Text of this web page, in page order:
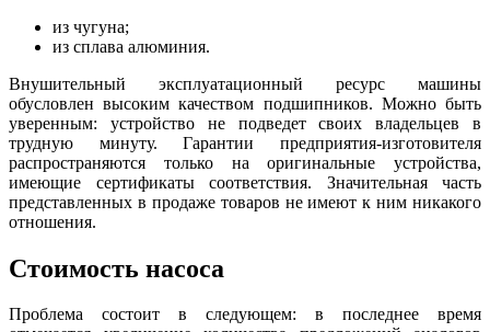
из чугуна;
из сплава алюминия.
Внушительный эксплуатационный ресурс машины
обусловлен высоким качеством подшипников. Можно быть
уверенным: устройство не подведет своих владельцев в
трудную минуту. Гарантии предприятия-изготовителя
распространяются только на оригинальные устройства,
имеющие сертификаты соответствия. Значительная часть
представленных в продаже товаров не имеют к ним никакого
отношения.
Стоимость насоса
Проблема состоит в следующем: в последнее время